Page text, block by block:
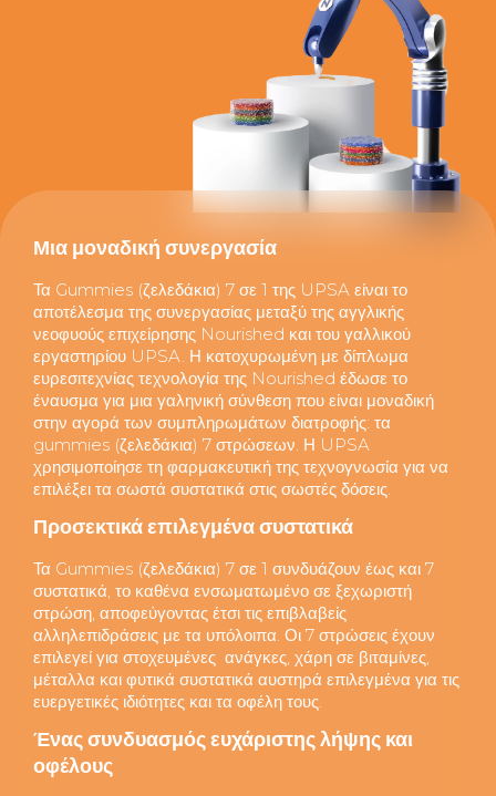
Μια μοναδική συνεργασία
Τα Gummies (ζελεδάκια) 7 σε 1 της UPSA είναι το
αποτέλεσμα της συνεργασίας μεταξύ της αγγλικής
νεοφυούς επιχείρησης Nourished και του γαλλικού
εργαστηρίου UPSA. Η κατοχυρωμένη με δίπλωμα
ευρεσιτεχνίας τεχνολογία της Nourished έδωσε το
έναυσμα για μια γαληνική σύνθεση που είναι μοναδική
στην αγορά των συμπληρωμάτων διατροφής: τα
gummies (ζελεδάκια) 7 στρώσεων. Η UPSA
χρησιμοποίησε τη φαρμακευτική της τεχνογνωσία για να
επιλέξει τα σωστά συστατικά στις σωστές δόσεις.
Προσεκτικά επιλεγμένα συστατικά
Τα Gummies (ζελεδάκια) 7 σε 1 συνδυάζουν έως και 7
συστατικά, το καθένα ενσωματωμένο σε ξεχωριστή
στρώση, αποφεύγοντας έτσι τις επιβλαβείς
αλληλεπιδράσεις με τα υπόλοιπα. Οι 7 στρώσεις έχουν
επιλεγεί για στοχευμένες ανάγκες, χάρη σε βιταμίνες,
μέταλλα και φυτικά συστατικά αυστηρά επιλεγμένα για τις
ευεργετικές ιδιότητες και τα οφέλη τους.
Ένας συνδυασμός ευχάριστης λήψης και
οφέλους